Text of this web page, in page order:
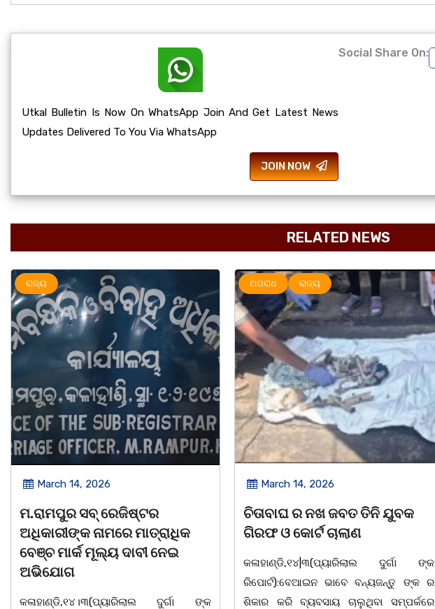
Utkal Bulletin Is Now On WhatsApp Join And Get Latest News
Updates Delivered To You Via WhatsApp
JOIN NOW
Social Share On:
RELATED NEWS
ଅପରାଧ ରାଜ୍ୟ
March 14, 2026
ଚିତାବାଘ ର ନଖ ଜବତ ତିନି ଯୁବକ
ଗିରଫ ଓ କୋର୍ଟ ଚାଲାଣ
କଳାହାଣ୍ଡି,୧୪|୩(ପ୍ୟାରିଲାଲ ଦୁର୍ଗା ଙ୍କ
ଶିକାର କରି ବ୍ୟବସାୟ ଚାଲୁଥିବା ସମ୍ପର୍କରେ
ରାଜ୍ୟ
March 8, 2026
ସଶକ୍ତ ଓଡିଶା ପକ୍ଷରୁ ବିଶ୍ୱ ମହିଳା
ଦିବସ ଅନୁଷ୍ଠିତ
ଭୁବନେଶ୍ୱର, 08/03/ 26: ସାମାଜିକ ଅନୁଷ୍ଠାନ
"ସଶକ୍ତ ଓଡିଶା"ପକ୍ଷରୁ ସ୍ଥାନୀୟ ସିଆରପି
ସ୍ଥିତ କାର୍ଯ୍ୟାଳୟ ଠାରେ "ବିଶ୍ୱ ମହିଳା ଦିବସ